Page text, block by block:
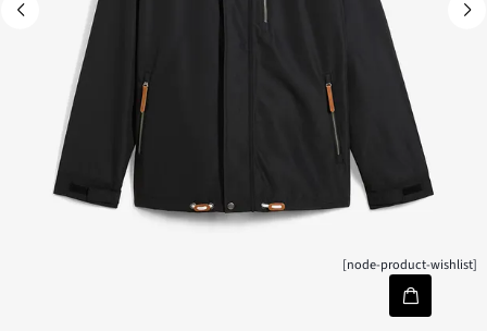
[node-product-wishlist]